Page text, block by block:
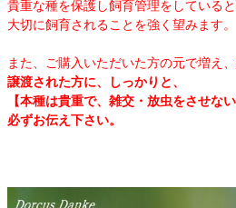
貴重な種を保護し飼育管理をしていると
大切に飼育されることを強く望みます。
また、ご購入いただいた方の元で増え
譲渡された方に、しっかりと、
【本種は貴重で、雑交・放虫をさせな
必ずお伝え下さい。